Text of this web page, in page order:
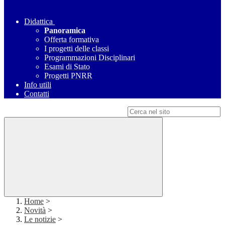
Didattica
Panoramica
Offerta formativa
I progetti delle classi
Programmazioni Disciplinari
Esami di Stato
Progetti PNRR
Info utili
Contatti
Home >
Novità >
Le notizie >